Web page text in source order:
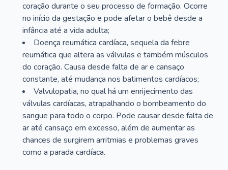
coração durante o seu processo de formação. Ocorre
no início da gestação e pode afetar o bebê desde a
infância até a vida adulta;
Doença reumática cardíaca, sequela da febre
reumática que altera as válvulas e também músculos
do coração. Causa desde falta de ar e cansaço
constante, até mudança nos batimentos cardíacos;
Valvulopatia, no qual há um enrijecimento das
válvulas cardíacas, atrapalhando o bombeamento do
sangue para todo o corpo. Pode causar desde falta de
ar até cansaço em excesso, além de aumentar as
chances de surgirem arritmias e problemas graves
como a parada cardíaca.